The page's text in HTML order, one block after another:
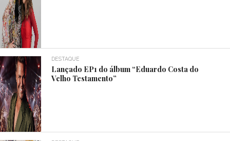
DESTAQUE
Lançado EP1 do álbum “Eduardo Costa do
Velho Testamento”